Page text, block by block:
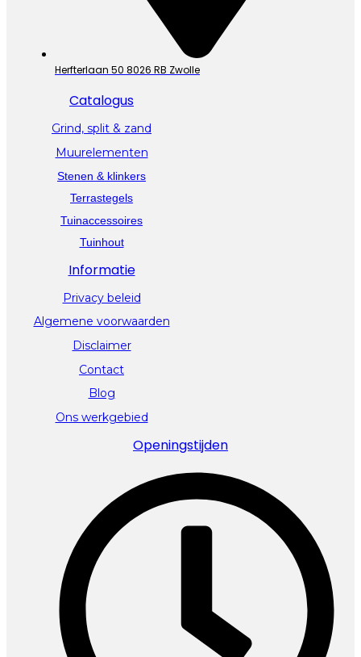
Herfterlaan 50 8026 RB Zwolle
Catalogus
Grind, split & zand
Muurelementen
Stenen & klinkers
Terrastegels
Tuinaccessoires
Tuinhout
Informatie
Privacy beleid
Algemene voorwaarden
Disclaimer
Contact
Blog
Ons werkgebied
Openingstijden